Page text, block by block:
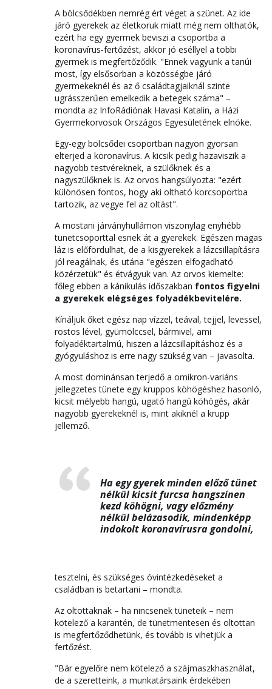
A bölcsődékben nemrég ért véget a szünet. Az ide
járó gyerekek az életkoruk miatt még nem olthatók,
ezért ha egy gyermek beviszi a csoportba a
koronavírus-fertőzést, akkor jó eséllyel a többi
gyermek is megfertőződik. "Ennek vagyunk a tanúi
most, így elsősorban a közösségbe járó
gyermekeknél és az ő családtagjaiknál szinte
ugrásszerűen emelkedik a betegek száma" –
mondta az InfoRádiónak Havasi Katalin, a Házi
Gyermekorvosok Országos Egyesületének elnöke.
Egy-egy bölcsődei csoportban nagyon gyorsan
elterjed a koronavírus. A kicsik pedig hazaviszik a
nagyobb testvéreknek, a szülőknek és a
nagyszülőknek is. Az orvos hangsúlyozta: "ezért
különösen fontos, hogy aki oltható korcsoportba
tartozik, az vegye fel az oltást".
A mostani járványhullámon viszonylag enyhébb
tünetcsoporttal esnek át a gyerekek. Egészen magas
láz is előfordulhat, de a kisgyerekek a lázcsillapításra
jól reagálnak, és utána "egészen elfogadható
közérzetük" és étvágyuk van. Az orvos kiemelte:
főleg ebben a kánikulás időszakban fontos figyelni
a gyerekek elégséges folyadékbevitelére.
Kínáljuk őket egész nap vízzel, teával, tejjel, levessel,
rostos lével, gyümölccsel, bármivel, ami
folyadéktartalmú, hiszen a lázcsillapításhoz és a
gyógyuláshoz is erre nagy szükség van – javasolta.
A most dominánsan terjedő a omikron-variáns
jellegzetes tünete egy kruppos köhögéshez hasonló,
kicsit mélyebb hangú, ugató hangú köhögés, akár
nagyobb gyerekeknél is, mint akiknél a krupp
jellemző.
Ha egy gyerek minden előző tünet
nélkül kicsit furcsa hangszínen
kezd köhögni, vagy előzmény
nélkül belázasodik, mindenképp
indokolt koronavírusra gondolni,
tesztelni, és szükséges óvintézkedéseket a
családban is betartani – mondta.
Az oltottaknak – ha nincsenek tüneteik – nem
kötelező a karantén, de tünetmentesen és oltottan
is megfertőződhetünk, és tovább is vihetjük a
fertőzést.
"Bár egyelőre nem kötelező a szájmaszkhasználat,
de a szeretteink, a munkatársaink érdekében